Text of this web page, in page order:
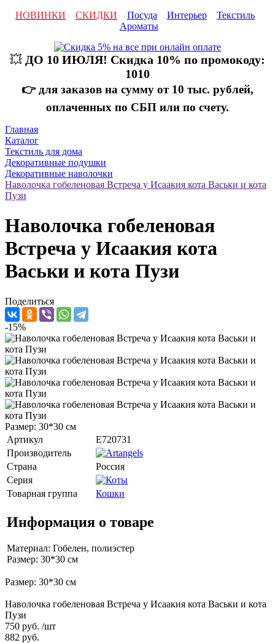
НОВИНКИ
СКИДКИ Посуда Интерьер
Текстиль
Ароматы
💥 ДО 10 ИЮЛЯ! Скидка 10% по промокоду:
1010
👉 для заказов на сумму от 10 тыс. рублей,
оплаченных по СБП или по счету.
Главная
Каталог
Текстиль для дома
Декоративные подушки
Декоративные наволочки
Наволочка гобеленовая Встреча у Исаакия кота Васьки и кота
Пузи
Наволочка гобеленовая
Встреча у Исаакия кота
Васьки и кота Пузи
Поделиться
-15%
Размер: 30*30 см
Артикул
E720731
Производитель
Страна
Россия
Серия
Товарная группа
Кошки
Информация о товаре
Материал: Гобелен, полиэстер
Размер: 30*30 см
Размер: 30*30 см
Наволочка гобеленовая Встреча у Исаакия кота Васьки и кота
Пузи
750 руб. /шт
882 руб.